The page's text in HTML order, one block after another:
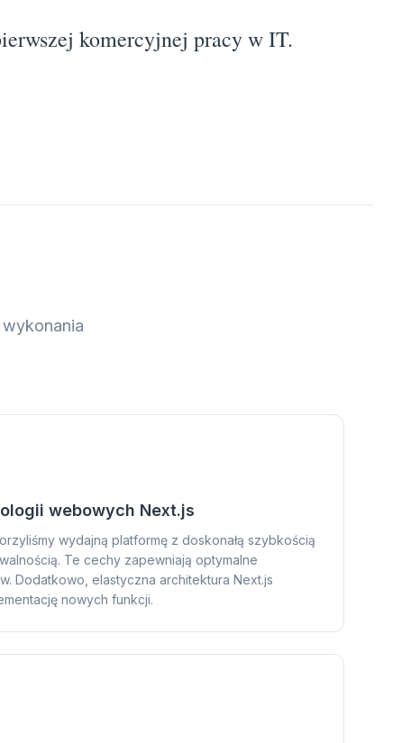
komercyjnej pracy w IT.
webowych Next.js
wydajną platformę z doskonałą szybkością
Te cechy zapewniają optymalne
Dodatkowo, elastyczna architektura Next.js
nowych funkcji.